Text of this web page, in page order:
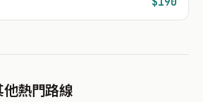
他熱門路線